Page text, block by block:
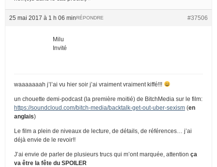
25 mai 2017 à 1 h 06 min #37506
RÉPONDRE
Milu
Invité
waaaaaaah j’l’ai vu hier soir j’ai vraiment vraiment kiffé!!!
un chouette demi-podcast (la première moitié) de BitchMedia sur le film:
https://soundcloud.com/bitch-media/backtalk-get-out-uber-sexism (en
anglais)
Le film a plein de niveaux de lecture, de détails, de références… j’ai
déjà envie de le revoir!!
J’ai envie de parler de plusieurs trucs qui m’ont marquée, attention ça
va être la fête du SPOILER